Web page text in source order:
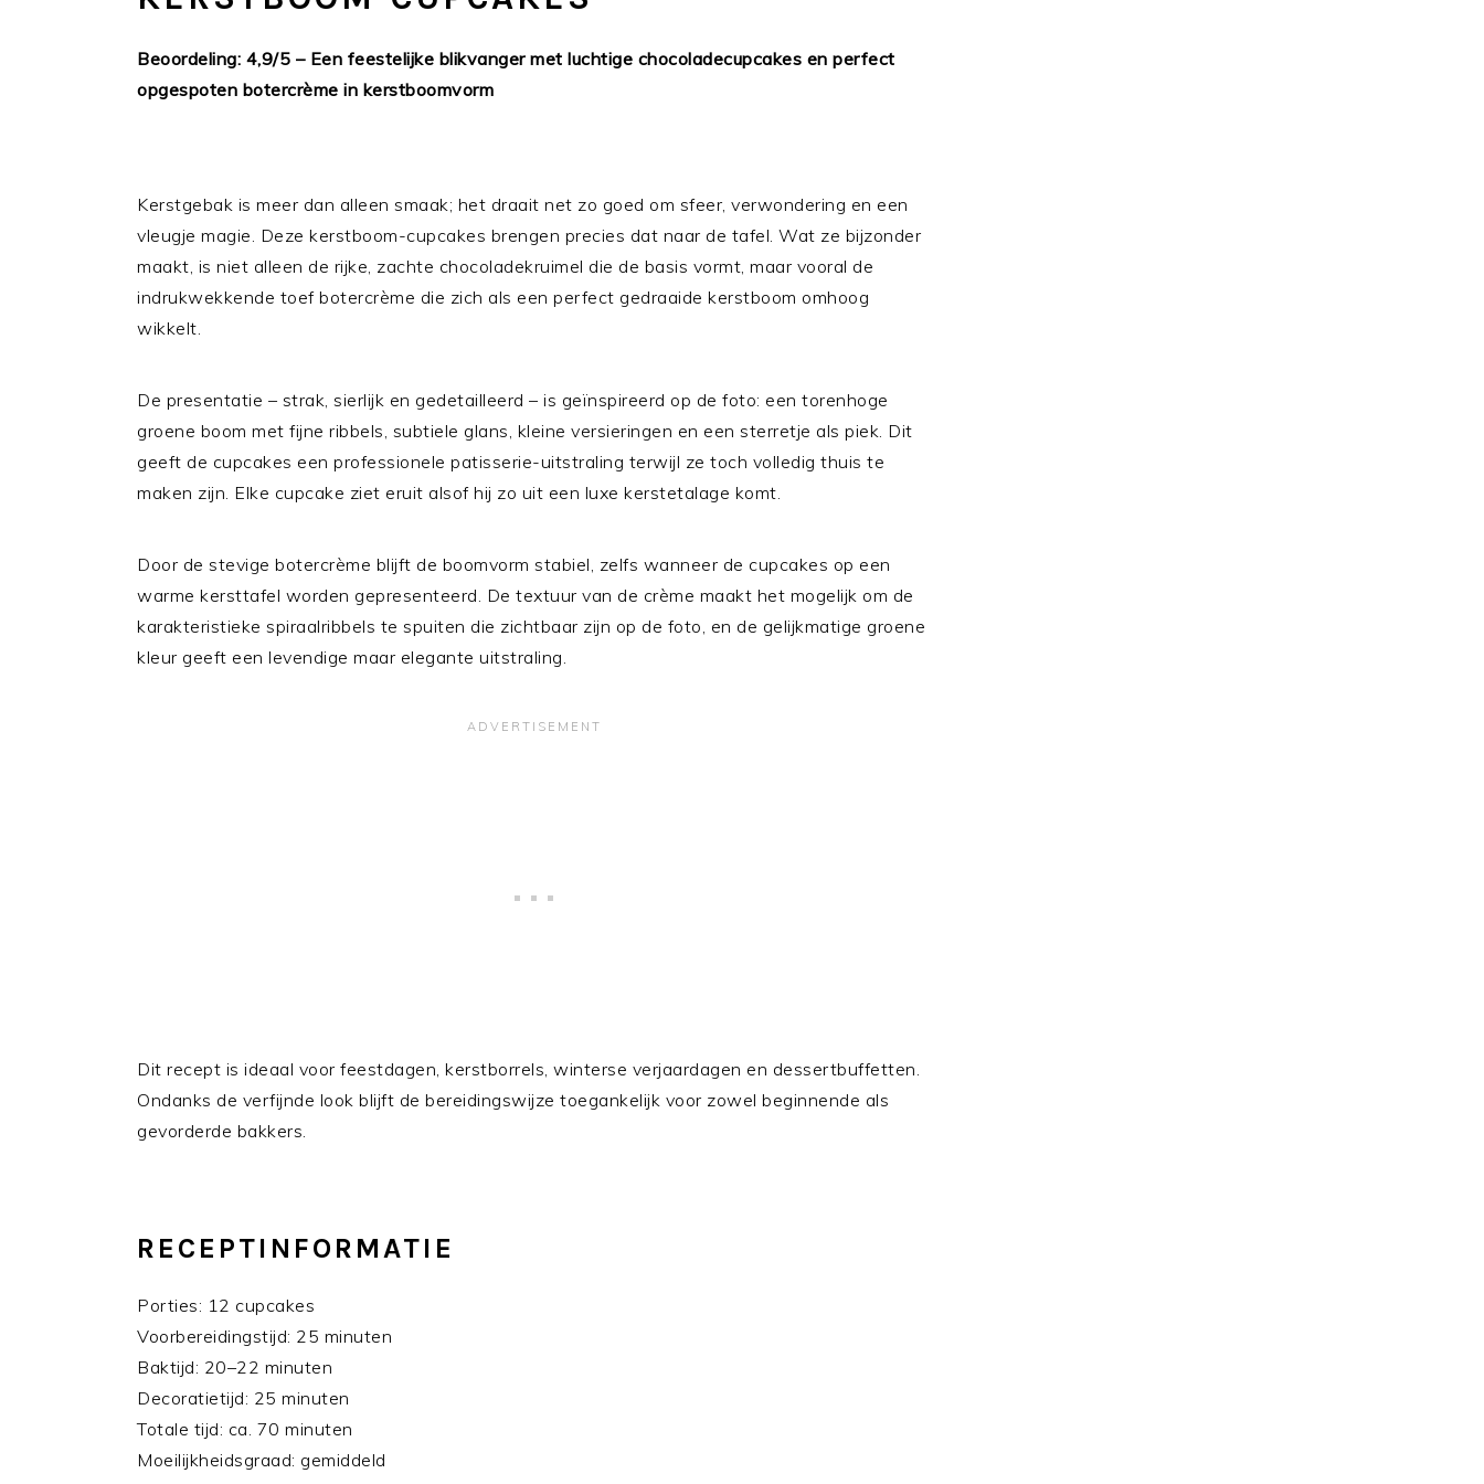
Beoordeling: 4,9/5 – Een feestelijke blikvanger met luchtige chocoladecupcakes en perfect
opgespoten botercrème in kerstboomvorm
Kerstgebak is meer dan alleen smaak; het draait net zo goed om sfeer, verwondering en een
vleugje magie. Deze kerstboom-cupcakes brengen precies dat naar de tafel. Wat ze bijzonder
maakt, is niet alleen de rijke, zachte chocoladekruimel die de basis vormt, maar vooral de
indrukwekkende toef botercrème die zich als een perfect gedraaide kerstboom omhoog
wikkelt.
De presentatie – strak, sierlijk en gedetailleerd – is geïnspireerd op de foto: een torenhoge
groene boom met fijne ribbels, subtiele glans, kleine versieringen en een sterretje als piek. Dit
geeft de cupcakes een professionele patisserie-uitstraling terwijl ze toch volledig thuis te
maken zijn. Elke cupcake ziet eruit alsof hij zo uit een luxe kerstetalage komt.
Door de stevige botercrème blijft de boomvorm stabiel, zelfs wanneer de cupcakes op een
warme kersttafel worden gepresenteerd. De textuur van de crème maakt het mogelijk om de
karakteristieke spiraalribbels te spuiten die zichtbaar zijn op de foto, en de gelijkmatige groene
kleur geeft een levendige maar elegante uitstraling.
Dit recept is ideaal voor feestdagen, kerstborrels, winterse verjaardagen en dessertbuffetten.
Ondanks de verfijnde look blijft de bereidingswijze toegankelijk voor zowel beginnende als
gevorderde bakkers.
RECEPTINFORMATIE
Porties: 12 cupcakes
Voorbereidingstijd: 25 minuten
Baktijd: 20–22 minuten
Decoratietijd: 25 minuten
Totale tijd: ca. 70 minuten
Moeilijkheidsgraad: gemiddeld